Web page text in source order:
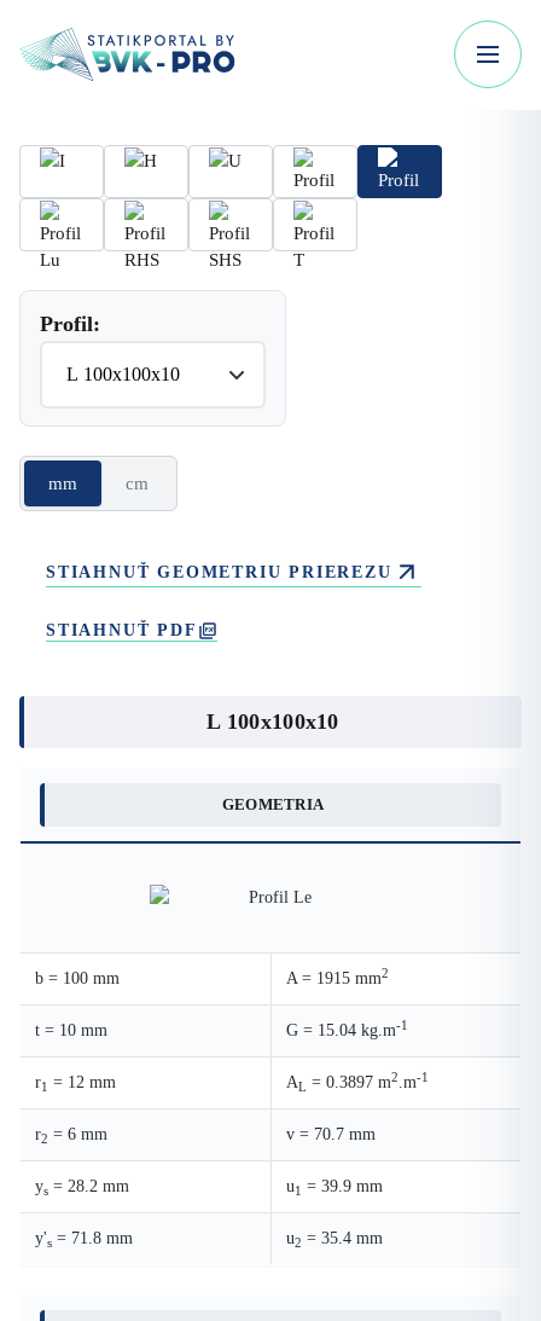
Profil:
mm cm
STIAHNUŤ GEOMETRIU PRIEREZU
STIAHNUŤ PDF
L 100x100x10
GEOMETRIA
b = 100 mm A = 1915 mm2
t = 10 mm G = 15.04 kg.m-1
r1 = 12 mm AL = 0.3897 m2.m-1
r2 = 6 mm v = 70.7 mm
ys = 28.2 mm u1 = 39.9 mm
y's = 71.8 mm u2 = 35.4 mm